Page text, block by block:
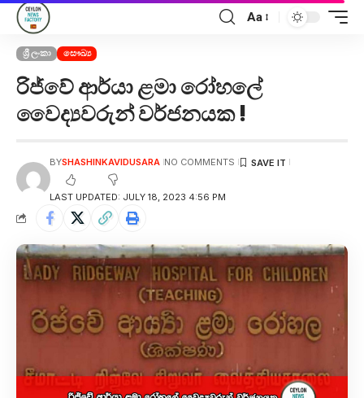
Aa
ශ්‍රී ලංකා සෞඛ්‍ය
රිජ්වේ ආර්යා ළමා රෝහලේ
වෛද්‍යවරුන් වර්ජනයක !
LAST UPDATED: JULY 18, 2023 4:56 PM
BYSHASHINKAVIDUSARA NO COMMENTS